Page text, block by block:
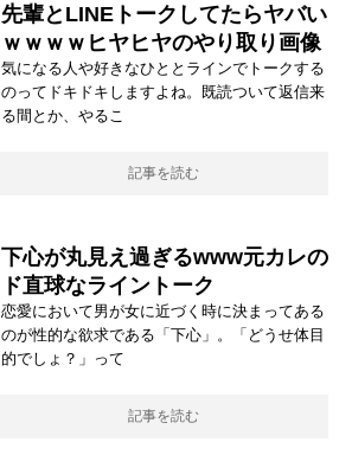
先輩とLINEトークしてたらヤバい
ｗｗｗｗヒヤヒヤのやり取り画像
気になる人や好きなひととラインでトークする
のってドキドキしますよね。既読ついて返信来
る間とか、やるこ
記事を読む
下心が丸見え過ぎるwww元カレの
ド直球なライントーク
恋愛において男が女に近づく時に決まってある
のが性的な欲求である「下心」。「どうせ体目
的でしょ？」って
記事を読む